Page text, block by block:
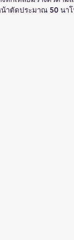
าตัดประมาณ 50 นาโ